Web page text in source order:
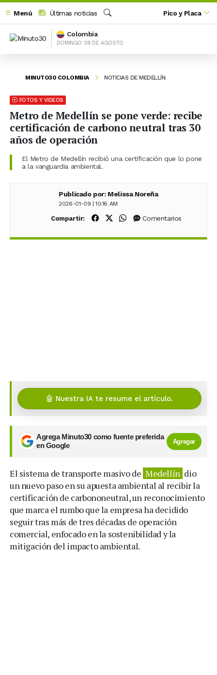
Menú
Últimas noticias
Buscar
Pico y Placa
Colombia
DOMINGO 09 DE AGOSTO
MINUTO30 COLOMBIA NOTICIAS DE MEDELLÍN
FOTOS Y VIDEOS
Metro de Medellín se pone verde: recibe
certificación de carbono neutral tras 30
años de operación
El Metro de Medellín recibió una certificación que lo pone
a la vanguardia ambiental.
Publicado por: Melissa Noreña
2026-01-09 | 10:16 AM
Compartir: Compartir en Facebook
Compartir en X (Twitter)
Compartir en WhatsApp
Comentarios
🤖 Nuestra IA te resume el artículo.
Agrega Minuto30 como fuente preferida
en Google
Agregar
El sistema de transporte masivo de Medellín dio
un nuevo paso en su apuesta ambiental al recibir la
certificación de carbononeutral, un reconocimiento
que marca el rumbo que la empresa ha decidido
seguir tras más de tres décadas de operación
comercial, enfocado en la sostenibilidad y la
mitigación del impacto ambiental.